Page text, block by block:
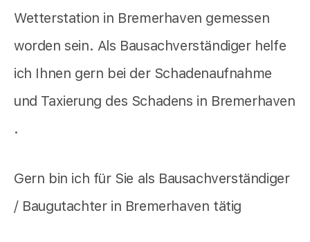
Wetterstation in Bremerhaven gemessen
worden sein. Als Bausachverständiger helfe
ich Ihnen gern bei der Schadenaufnahme
und Taxierung des Schadens in Bremerhaven
.
Gern bin ich für Sie als Bausachverständiger
/ Baugutachter in Bremerhaven tätig